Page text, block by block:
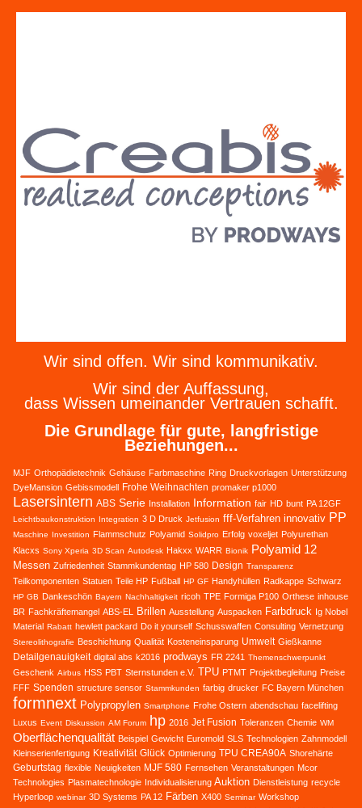
Wir sind offen. Wir sind kommunikativ.
Wir sind der Auffassung,
dass Wissen umeinander Vertrauen schafft.
Die Grundlage für gute, langfristige
Beziehungen...
MJF Orthopädietechnik Gehäuse Farbmaschine Ring Druckvorlagen Unterstützung
DyeMansion Gebissmodell Frohe Weihnachten promaker p1000
Lasersintern ABS Serie Installation Information fair HD bunt PA 12GF
Leichtbaukonstruktion Integration 3 D Druck Jetfusion fff-Verfahren innovativ PP
Maschine Investition Flammschutz Polyamid Solidpro Erfolg voxeljet Polyurethan
Klacxs Sony Xperia 3D Scan Autodesk Hakxx WARR Bionik Polyamid 12
Messen Zufriedenheit Stammkundentag HP 580 Design Transparenz
Teilkomponenten Statuen Teile HP Fußball HP GF Handyhüllen Radkappe Schwarz
HP GB Dankeschön Bayern Nachhaltigkeit ricoh TPE Formiga P100 Orthese inhouse
BR Fachkräftemangel ABS-EL Brillen Ausstellung Auspacken Farbdruck Ig Nobel
Material Rabatt hewlett packard Do it yourself Schusswaffen Consulting Vernetzung
Stereolithografie Beschichtung Qualität Kosteneinsparung Umwelt Gießkanne
Detailgenauigkeit digital abs k2016 prodways FR 2241 Themenschwerpunkt
Geschenk Airbus HSS PBT Sternstunden e.V. TPU PTMT Projektbegleitung Preise
FFF Spenden structure sensor Stammkunden farbig drucker FC Bayern München
formnext Polypropylen Smartphone Frohe Ostern abendschau facelifting
Luxus Event Diskussion AM Forum hp 2016 Jet Fusion Toleranzen Chemie WM
Oberflächenqualität Beispiel Gewicht Euromold SLS Technologien Zahnmodell
Kleinserienfertigung Kreativität Glück Optimierung TPU CREA90A Shorehärte
Geburtstag flexible Neuigkeiten MJF 580 Fernsehen Veranstaltungen Mcor
Technologies Plasmatechnologie Individualisierung Auktion Dienstleistung recycle
Hyperloop webinar 3D Systems PA 12 Färben X400 Seminar Workshop